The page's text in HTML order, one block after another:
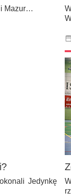
i Mazur…
Jedynkę